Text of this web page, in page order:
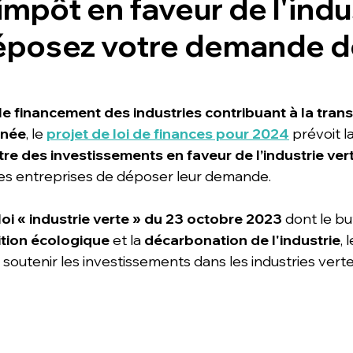
en faveur de
votre demande
financement des industries contribuant à la
, le projet de loi de finances pour 2024 prévoit
des investissements en faveur de l’industrie
entreprises de déposer leur demande.
« industrie verte » du 23 octobre 2023 dont le
écologique et la décarbonation de l'industrie,
les investissements dans les industries